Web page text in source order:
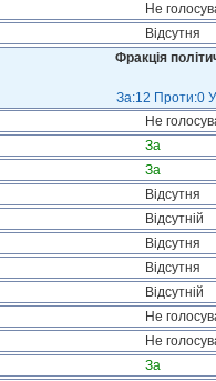
Не
Відсутня
Фракція
За:12 Проти:0
Не
За
За
Відсутня
Відсутній
Відсутня
Відсутня
Відсутній
Не
Не
За